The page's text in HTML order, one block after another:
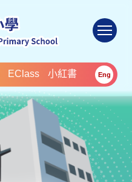
EClass 小紅書 Eng